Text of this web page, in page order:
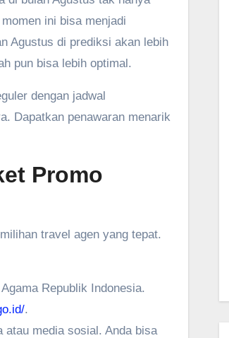
ini bisa menjadi
Agustus di prediksi akan lebih
pun bisa lebih optimal.
dengan jadwal
Dapatkan penawaran menarik
Promo
travel agen yang tepat.
Republik Indonesia.
.
media sosial. Anda bisa